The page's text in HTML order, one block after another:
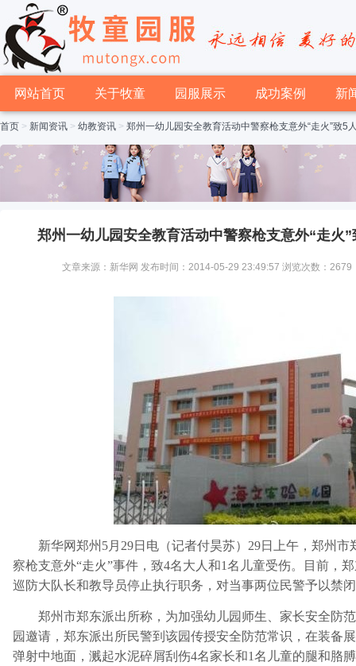
网站首页 关于牧童 园服展示 成功案例 新
首页 > 新闻资讯 > 幼教资讯 > 郑州一幼儿园安全教育活动中警察枪支意外“走火”致5
郑州一幼儿园安全教育活动中警察枪支意外“走火
文章来源：新华网 发布时间：2014-05-29 23:49:57 浏览次数：2679
新华网郑州5月29日电（记者付昊苏）29日上午，郑州市
察枪支意外“走火”事件，致4名大人和1名儿童受伤。目前，
巡防大队长和教导员停止执行职务，对当事两位民警予以禁
郑州市郑东派出所称，为加强幼儿园师生、家长安全防范
园邀请，郑东派出所民警到该园传授安全防范常识，在装备
弹射中地面，溅起水泥碎屑刮伤4名家长和1名儿童的腿和胳